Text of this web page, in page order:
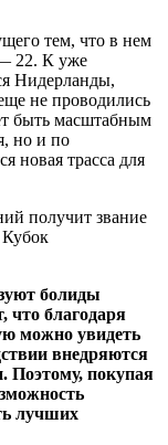
тем, что в нем
— 22. К уже
Нидерланды,
не проводились
быть масштабным
но и по
новая трасса для
получит звание
болиды
что благодаря
можно увидеть
внедряются
Поэтому, покупая
лучших